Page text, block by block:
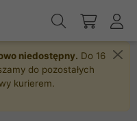
niedostępny. Do 16
do pozostałych
kurierem.